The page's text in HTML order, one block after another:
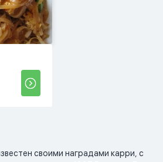
своими наградами карри, с